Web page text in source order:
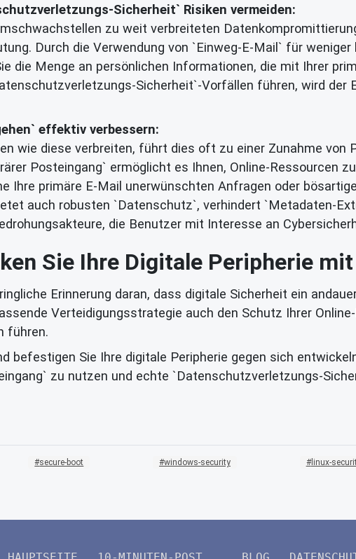
Sicherheit` Risiken vermeiden:
zu weit verbreiteten
Durch die Verwendung von `Einweg-E-Mail` für
die Menge an persönlichen Informationen, die mit Ihrer
Sicherheit`-Vorfällen führen, wird
effektiv verbessern:
wie diese verbreiten, führt dies oft zu einer Zunahme von
Posteingang` ermöglicht es Ihnen, Online-Ressourcen
Ihre primäre E-Mail unerwünschten Anfragen oder
auch robusten `Datenschutz`, verhindert `Metadaten-
die Benutzer mit Interesse an
Sie Ihre Digitale Peripherie
Erinnerung daran, dass digitale Sicherheit ein
Verteidigungsstrategie auch den Schutz Ihrer
führen.
befestigen Sie Ihre digitale Peripherie gegen sich
zu nutzen und echte `Datenschutzverletzungs-
secure-boot windows-security linux-